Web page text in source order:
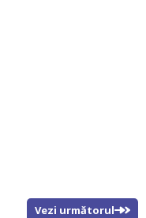
Vezi următorul